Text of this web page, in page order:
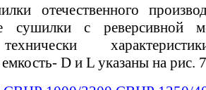
отечественного
сушилки с реверсивной
D и L указаны на рис.